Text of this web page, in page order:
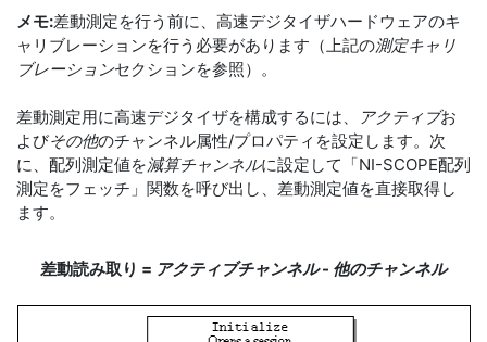
メモ:差動測定を行う前に、高速デジタイザハードウェアのキ
ャリブレーションを行う必要があります（上記の測定キャリ
ブレーションセクションを参照）。
差動測定用に高速デジタイザを構成するには、 アクティブお
よびその他のチャンネル属性/プロパティを設定します。次
に、配列測定値を減算チャンネルに設定して「NI-SCOPE配列
測定をフェッチ」関数を呼び出し、差動測定値を直接取得し
ます。
差動読み取り = アクティブチャンネル- 他のチャンネル